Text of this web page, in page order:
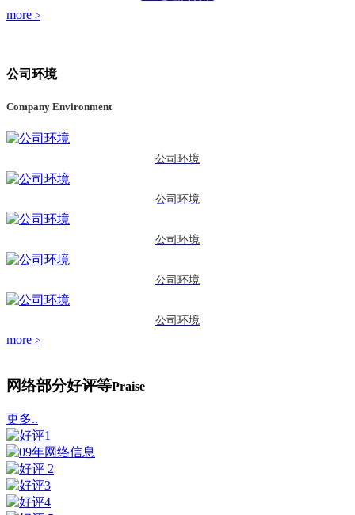
more >
公司环境
Company Environment
公司环境
公司环境
公司环境
公司环境
公司环境
more >
网络部分好评等Praise
更多..